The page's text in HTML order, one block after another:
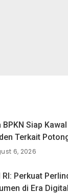
BPKN Siap
Terkait
Disabilitas
6, 2026
RI: Perkuat
di Era